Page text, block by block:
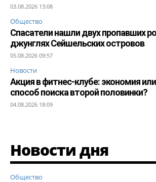
03.08.2026 13:08
Общество
Спасатели нашли двух пропавших
джунглях Сейшельских островов
05.08.2026 09:57
Новости
Акция в фитнес-клубе: экономия
способ поиска второй половинки?
04.08.2026 18:09
Новости дня
Общество